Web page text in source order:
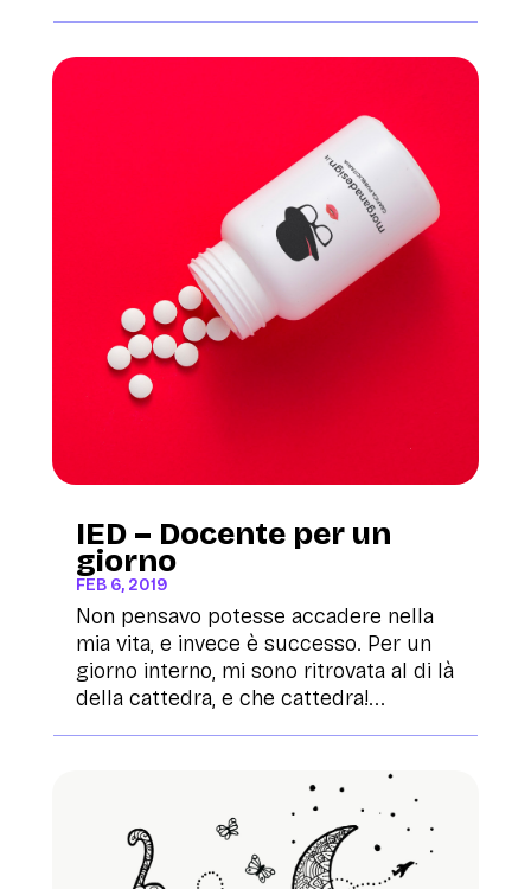
IED – Docente per un
giorno
FEB 6, 2019
Non pensavo potesse accadere nella
mia vita, e invece è successo. Per un
giorno interno, mi sono ritrovata al di là
della cattedra, e che cattedra!...